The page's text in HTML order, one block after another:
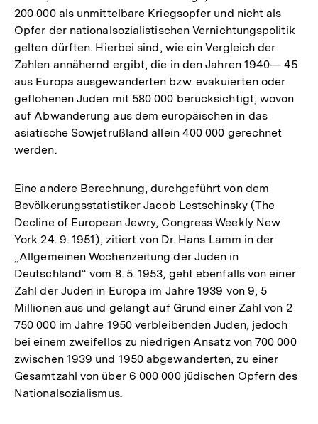
200 000 als unmittelbare Kriegsopfer und nicht als
Opfer der nationalsozialistischen Vernichtungspolitik
gelten dürften. Hierbei sind, wie ein Vergleich der
Zahlen annähernd ergibt, die in den Jahren 1940— 45
aus Europa ausgewanderten bzw. evakuierten oder
geflohenen Juden mit 580 000 berücksichtigt, wovon
auf Abwanderung aus dem europäischen in das
asiatische Sowjetrußland allein 400 000 gerechnet
werden.
Eine andere Berechnung, durchgeführt von dem
Bevölkerungsstatistiker Jacob Lestschinsky (The
Decline of European Jewry, Congress Weekly New
York 24. 9. 1951), zitiert von Dr. Hans Lamm in der
„Allgemeinen Wochenzeitung der Juden in
Deutschland“ vom 8. 5. 1953, geht ebenfalls von einer
Zahl der Juden in Europa im Jahre 1939 von 9, 5
Millionen aus und gelangt auf Grund einer Zahl von 2
750 000 im Jahre 1950 verbleibenden Juden, jedoch
bei einem zweifellos zu niedrigen Ansatz von 700 000
zwischen 1939 und 1950 abgewanderten, zu einer
Gesamtzahl von über 6 000 000 jüdischen Opfern des
Nationalsozialismus.